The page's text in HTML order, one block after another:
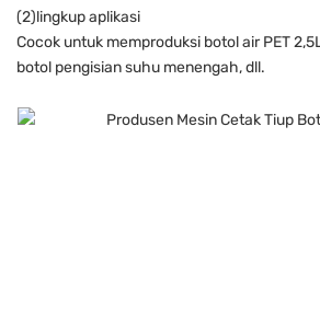
(2)lingkup aplikasi
Cocok untuk memproduksi botol air PET
botol pengisian suhu menengah, dll.